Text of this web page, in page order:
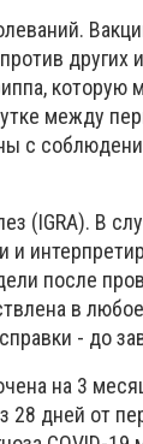
других
между
с
(IGRA). В
и
после
в
- до
на 3
28 дней от